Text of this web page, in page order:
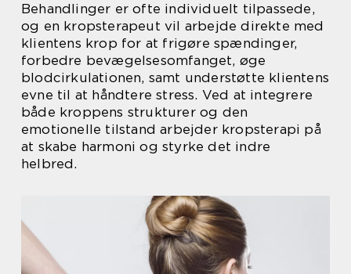
Behandlinger er ofte individuelt tilpassede,
og en kropsterapeut vil arbejde direkte med
klientens krop for at frigøre spændinger,
forbedre bevægelsesomfanget, øge
blodcirkulationen, samt understøtte klientens
evne til at håndtere stress. Ved at integrere
både kroppens strukturer og den
emotionelle tilstand arbejder kropsterapi på
at skabe harmoni og styrke det indre
helbred.